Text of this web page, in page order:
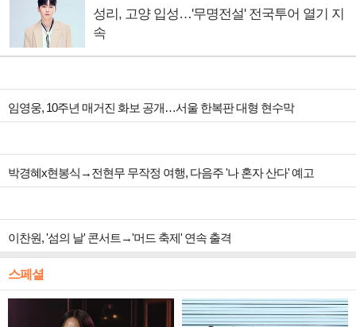
성리, 고양 입성…'무명전설' 전국투어 열기 지
속
임영웅, 10주년 매거진 화보 공개…서울 한복판 대형 현수막
박경혜x현봉식→전현무 무작정 여행, 다음주 '나 혼자 산다' 예고
이찬원, '섬의 날' 콘서트→'머드 축제' 연속 출격
스페셜